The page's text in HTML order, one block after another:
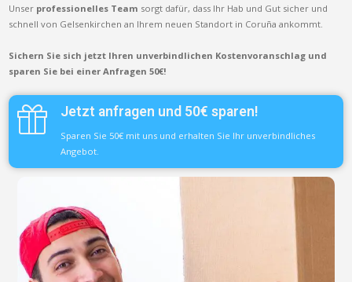
Unser professionelles Team sorgt dafür, dass Ihr Hab und Gut sicher und
schnell von Gelsenkirchen an Ihrem neuen Standort in Coruña ankommt.
Sichern Sie sich jetzt Ihren unverbindlichen Kostenvoranschlag und
sparen Sie bei einer Anfragen 50€!
Jetzt anfragen und 50€ sparen!
Sparen Sie 50€ mit uns und erhalten Sie Ihr unverbindliches
Angebot.